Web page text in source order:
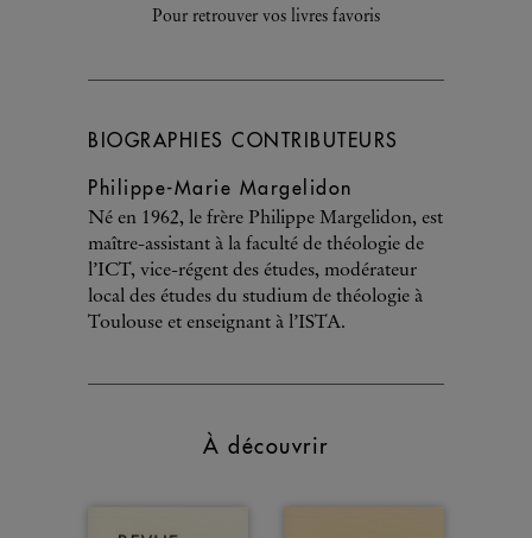
Pour retrouver vos livres favoris
BIOGRAPHIES CONTRIBUTEURS
Philippe-Marie Margelidon
Né en 1962, le frère Philippe Margelidon, est
maître-assistant à la faculté de théologie de
l’ICT, vice-régent des études, modérateur
local des études du studium de théologie à
Toulouse et enseignant à l’ISTA.
À découvrir